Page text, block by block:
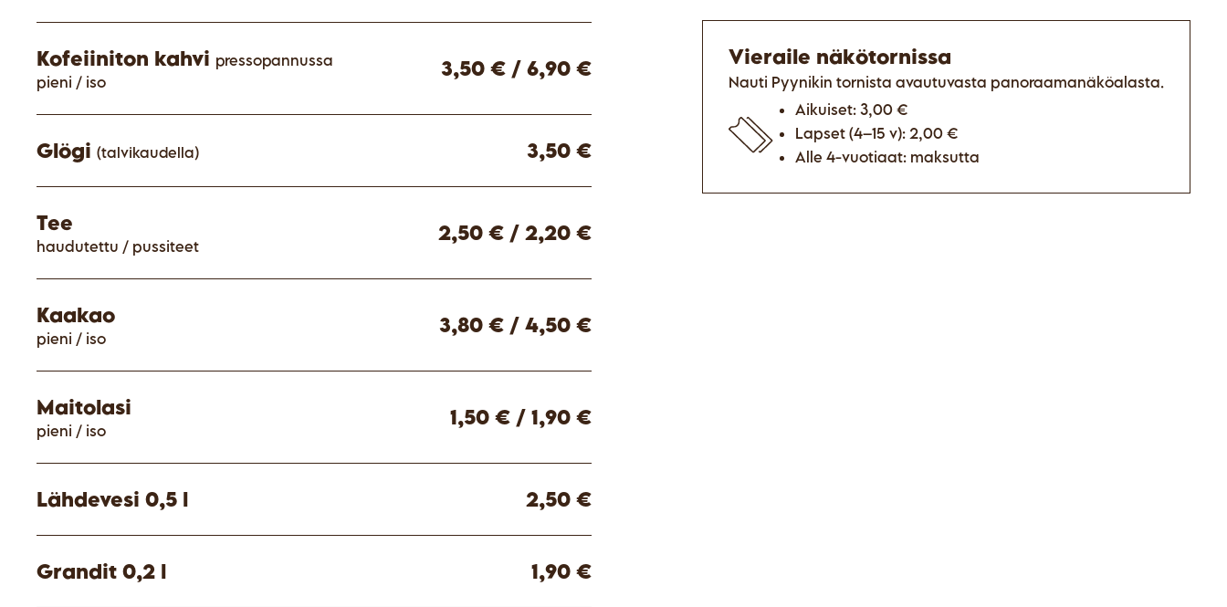
Kofeiiniton kahvi pressopannussa
pieni / iso
3,50 € / 6,90 €
Glögi (talvikaudella) 3,50 €
Tee
haudutettu / pussiteet
2,50 € / 2,20 €
Kaakao
pieni / iso
3,80 € / 4,50 €
Maitolasi
pieni / iso
1,50 € / 1,90 €
Lähdevesi 0,5 l 2,50 €
Grandit 0,2 l 1,90 €
Vieraile näkötornissa
Nauti Pyynikin tornista avautuvasta panoraamanäköalasta.
Aikuiset: 3,00 €
Lapset (4–15 v): 2,00 €
Alle 4-vuotiaat: maksutta